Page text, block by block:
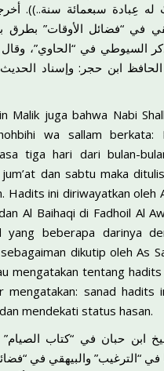
عِبادة سبعمائة سنة..)).
في “فضائل الأوقات” بطرق
السيوطي في “الحاوي”،
ابن حجر: وإسناد
Malik juga bahwa Nabi
wa sallam berkata:
tiga hari dari bulan-
dan sabtu maka
Hadits ini diriwayatkan oleh
Al Baihaqi di Fadhoil Al
yang beberapa darinya
dikutip oleh As
mengatakan tentang hadits
mengatakan: sanad hadits
mendekati status hasan.
ابن حبان في “كتاب الصيام”
“الترغيب” والبيهقي في